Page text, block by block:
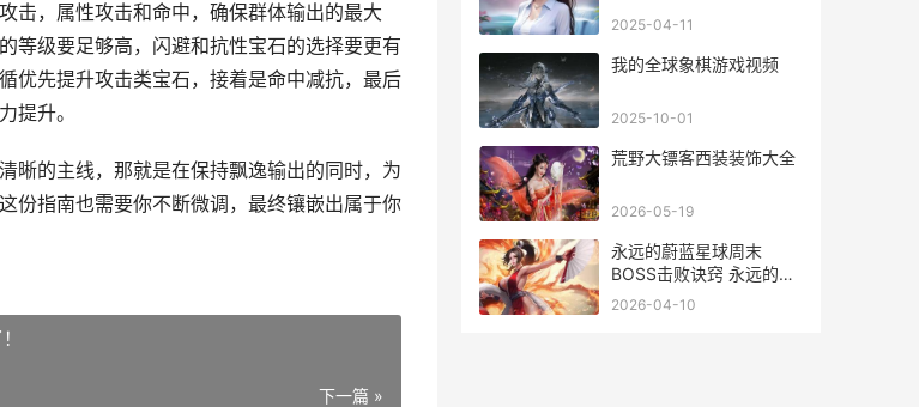
击，属性攻击和命中，确保群体输出的最大
等级要足够高，闪避和抗性宝石的选择要更有
优先提升攻击类宝石，接着是命中减抗，最后
提升。
晰的主线，那就是在保持飘逸输出的同时，为
份指南也需要你不断微调，最终镶嵌出属于你
下一篇 »
2025-04-11
我的全球象棋游戏视频
2025-10-01
荒野大镖客西装装饰大全
2026-05-19
永远的蔚蓝星球周末
BOSS击败诀窍 永远的蔚
蓝星球兑换码
2026-04-10